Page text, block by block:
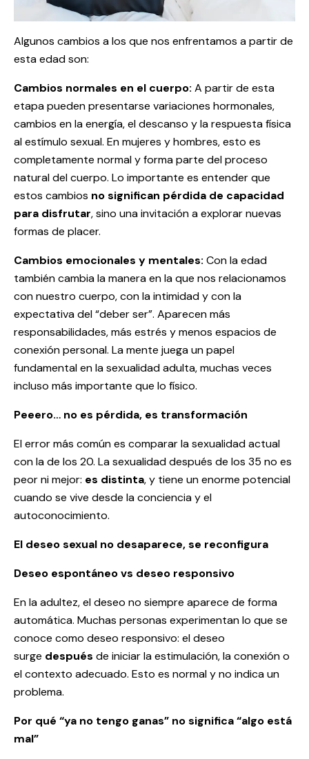
Algunos cambios a los que nos enfrentamos a partir de
esta edad son:
Cambios normales en el cuerpo: A partir de esta
etapa pueden presentarse variaciones hormonales,
cambios en la energía, el descanso y la respuesta física
al estímulo sexual. En mujeres y hombres, esto es
completamente normal y forma parte del proceso
natural del cuerpo. Lo importante es entender que
estos cambios no significan pérdida de capacidad
para disfrutar, sino una invitación a explorar nuevas
formas de placer.
Cambios emocionales y mentales: Con la edad
también cambia la manera en la que nos relacionamos
con nuestro cuerpo, con la intimidad y con la
expectativa del “deber ser”. Aparecen más
responsabilidades, más estrés y menos espacios de
conexión personal. La mente juega un papel
fundamental en la sexualidad adulta, muchas veces
incluso más importante que lo físico.
Peeero… no es pérdida, es transformación
El error más común es comparar la sexualidad actual
con la de los 20. La sexualidad después de los 35 no es
peor ni mejor: es distinta, y tiene un enorme potencial
cuando se vive desde la conciencia y el
autoconocimiento.
El deseo sexual no desaparece, se reconfigura
Deseo espontáneo vs deseo responsivo
En la adultez, el deseo no siempre aparece de forma
automática. Muchas personas experimentan lo que se
conoce como deseo responsivo: el deseo
surge después de iniciar la estimulación, la conexión o
el contexto adecuado. Esto es normal y no indica un
problema.
Por qué “ya no tengo ganas” no significa “algo está
mal”